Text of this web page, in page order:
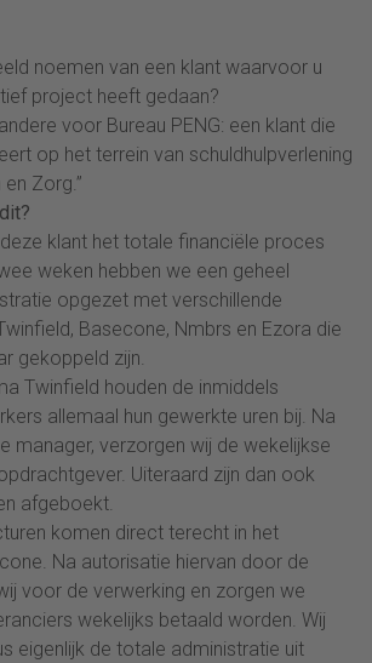
noemen van een klant waarvoor u
project heeft gedaan?
voor Bureau PENG: een klant die
op het terrein van schuldhulpverlening
Zorg.”
klant het totale financiële proces
weken hebben we een geheel
opgezet met verschillende
Basecone, Nmbrs en Ezora die
gekoppeld zijn.
Twinfield houden de inmiddels
allemaal hun gewerkte uren bij. Na
manager, verzorgen wij de wekelijkse
Uiteraard zijn dan ook
afgeboekt.
komen direct terecht in het
Na autorisatie hiervan door de
voor de verwerking en zorgen we
wekelijks betaald worden. Wij
eigenlijk de totale administratie uit